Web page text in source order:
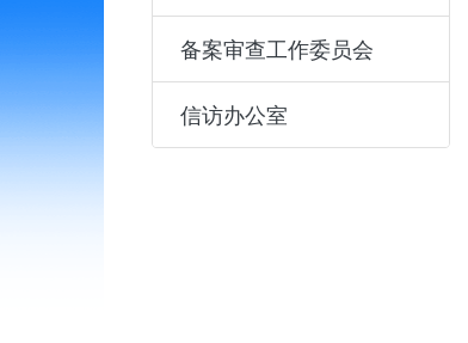
备案审查工作委员会
信访办公室